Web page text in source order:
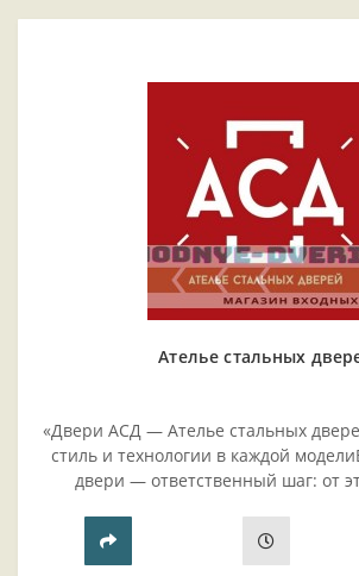
Ателье стальных
«Двери АСД — Ателье стальных
стиль и технологии в каждой
двери — ответственный шаг: от
прихожей..